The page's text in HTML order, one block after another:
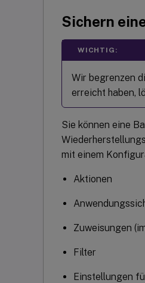
Sichern
WICHTIG:
Wir begrenzen
erreicht haben,
Sie können eine
mit einem
Aktionen
Zuweisungen
Filter
Einstellungen